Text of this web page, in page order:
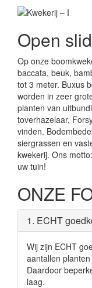
Open
Op onze
baccata, beuk,
tot 3 meter. Buxus
worden in zeer
planten van
toverhazelaar,
vinden.
siergrassen en
kwekerij. Ons
uw tuin!
ONZE
1. ECHT
Wij zijn ECHT
aantallen
Daardoor
laag.